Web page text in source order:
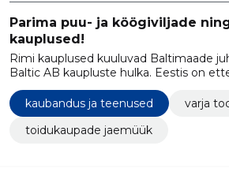
Parima puu- ja köögiviljade
kauplused!
Rimi kauplused kuuluvad Baltimaade
Baltic AB kaupluste hulka. Eestis on
kaubandus ja teenused
varja
toidukaupade jaemüük